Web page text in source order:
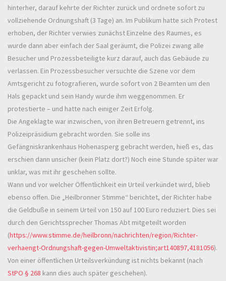
hinterher, darauf kehrte der Richter zurück und ordnete sofort zu
vollziehende Ordnungshaft (3 Tage) an. Im Publikum hatte sich Protest
erhoben, der Richter verwies zunächst Einzelne des Raumes, es
wurde dann aber einfach der Saal geräumt, die Polizei zwang alle
Besucher und Prozessbeteiligte kurz darauf, auch das Gebäude zu
verlassen. Ein Prozessbesucher versuchte die Szene vor dem
Amtsgericht zu fotografieren, wurde sofort von 2 Beamten um den
Hals gepackt und sein Handy wurde ihm weggenommen. Er
protestierte – und hatte nach einiger Zeit Erfolg.
Die Angeklagte war inzwischen, von ihren Betreuern getrennt, ins
Polizeipräsidium gebracht worden. Sie solle ins
Gefängniskrankenhaus Hohenasperg gebracht werden, hieß es, das
erschien dann unsicher (kein Platz dort?) Noch eine Stunde später war
unklar, was mit ihr geschehen sollte.
Wann und vor welcher Öffentlichkeit ein Urteil verkündet wird, blieb
ebenso offen. Die „Heilbronner Stimme“ berichtet, der Richter habe
die Geldbuße in seinem Urteil von 150 auf 100 Euro reduziert. Dies sei
durch den Gerichtssprecher Thomas Abt mitgeteilt worden
(https://www.stimme.de/heilbronn/nachrichten/region/Richter-
verhaengt-Ordnungshaft-gegen-Umweltaktivistin;art140897,4181056).
Von einer öffentlichen Urteilsverkündung ist nichts bekannt (nach
StPO § 268 kann dies auch später geschehen).